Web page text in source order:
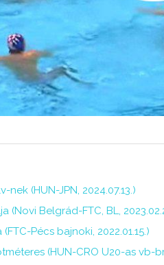
(HUN-JPN, 2024.07.13.)
(Novi Belgrád-FTC, BL,
Pécs bajnoki, 2022.01.15.)
(HUN-CRO U20-as vb-